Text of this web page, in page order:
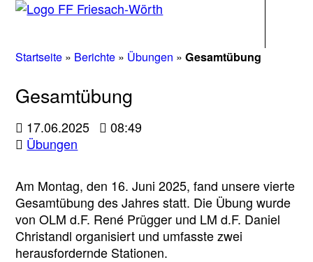
Startseite » Berichte » Übungen »Gesamtübung
Gesamtübung
17.06.2025
08:49
Übungen
Am Montag, den 16. Juni 2025, fand unsere vierte
Gesamtübung des Jahres statt. Die Übung wurde
von OLM d.F. René Prügger und LM d.F. Daniel
Christandl organisiert und umfasste zwei
herausfordernde Stationen.